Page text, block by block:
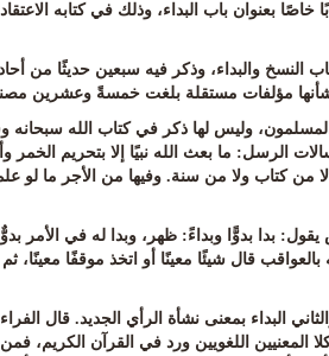
بعنوان باب البداء، وذلك في كتابه
النسخ والبداء، وذكر فيه سبعين حديثًا من
مؤلفات مستقلة بلغت خمسةً وعشرين
وليس لها ذكر في كتاب الله سبحانه
الرسل: ما بعث الله نبيًا إلا بتحريم الخمر
لا من كتاب ولا من سنة. وفيها من الأجر ما
يقول:بدا بدوًّا وبداءً: ظهر، وبدا له في الأمر
قال شيئًا معينًا أو اتخذ موقفًا معينًا، ثم
البداء بمعنى نشأة الرأي الجديد. قال الفراء
المعنيين اللغويين ورد في القرآن الكريم،